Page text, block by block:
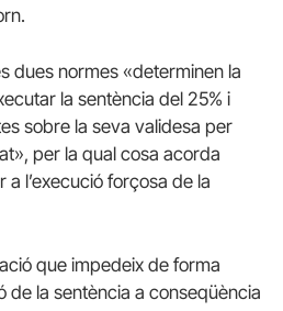
dues normes «determinen la
la sentència del 25% i
sobre la seva validesa per
per la qual cosa acorda
l’execució forçosa de la
que impedeix de forma
de la sentència a conseqüència